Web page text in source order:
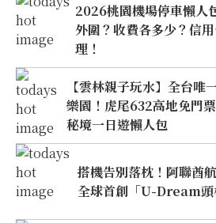
2026桃園機場停車懶人
外圍？收費各多少？信
理！
【雲林親子玩水】全台唯
樂園！虎尾632高地免門
秘境一日遊懶人包
搭機告別落枕！阿聯酋
全球首創「U-Dream頭